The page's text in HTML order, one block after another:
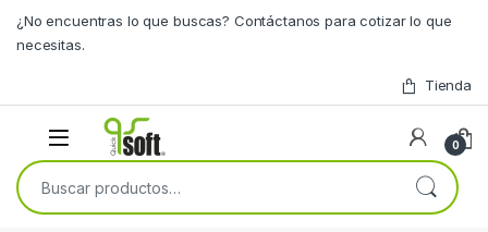
¿No encuentras lo que buscas? Contáctanos para cotizar lo que
necesitas.
Tienda
0
Buscar por: